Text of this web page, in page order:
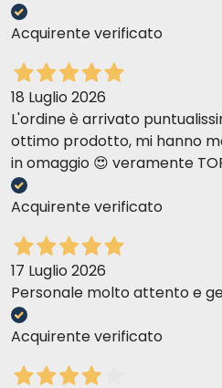
Acquirente verificato
18 Luglio 2026
L'ordine è arrivato
ottimo prodotto, mi hanno
in omaggio 😍 veramente
Acquirente verificato
17 Luglio 2026
Personale molto attento e
Acquirente verificato